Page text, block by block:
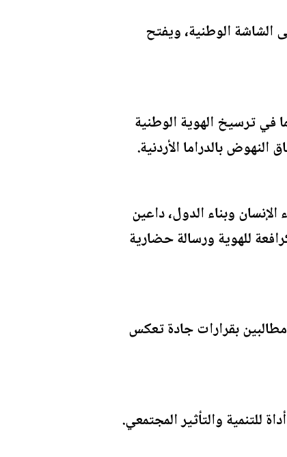
الشاشة الوطنية، ويفتح
في ترسيخ الهوية الوطنية
بالدراما الأردنية.
وبناء الدول، داعين
للهوية ورسالة حضارية
بقرارات جادة تعكس
للتنمية والتأثير المجتمعي.